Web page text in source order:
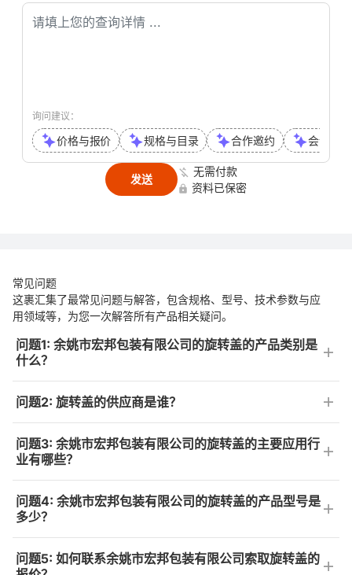
询问建议：
价格与报价 规格与目录 合作邀约 会议或
发送
无需付款
资料已保密
常见问题
这裹汇集了最常见问题与解答，包含规格、型号、技术参数与应
用领域等，为您一次解答所有产品相关疑问。
问题1: 余姚市宏邦包装有限公司的旋转盖的产品类别是
什么？
问题2: 旋转盖的供应商是谁？
问题3: 余姚市宏邦包装有限公司的旋转盖的主要应用行
业有哪些？
问题4: 余姚市宏邦包装有限公司的旋转盖的产品型号是
多少？
问题5: 如何联系余姚市宏邦包装有限公司索取旋转盖的